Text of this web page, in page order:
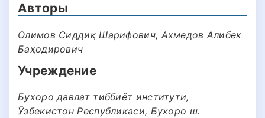
Авторы
Олимов Сиддиқ Шарифович, Ахмедов Алибек
Баҳодирович
Учреждение
Бухоро давлат тиббиёт институти,
Ўзбекистон Республикаси, Бухоро ш.